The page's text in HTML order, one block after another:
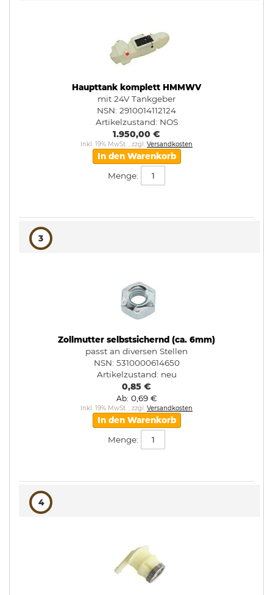
Haupttank komplett HMMWV
mit 24V Tankgeber
NSN: 2910014112124
Artikelzustand: NOS
1.950,00 €
Inkl. 19% MwSt. , zzgl. Versandkosten
In den Warenkorb
Menge:
3
Zollmutter selbstsichernd (ca. 6mm)
passt an diversen Stellen
NSN: 5310000614650
Artikelzustand: neu
0,85 €
Ab 0,69 €
Inkl. 19% MwSt. , zzgl. Versandkosten
In den Warenkorb
Menge:
4